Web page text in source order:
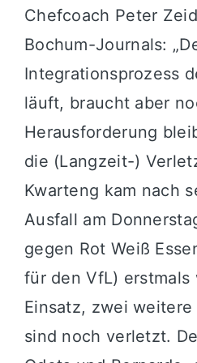
Chefcoach Peter
Bochum-Journals:
Integrationsprozess
läuft, braucht aber
Herausforderung
die (Langzeit-)
Kwarteng kam nach
Ausfall am
gegen Rot Weiß
für den VfL) erstmals
Einsatz, zwei
sind noch verletzt.